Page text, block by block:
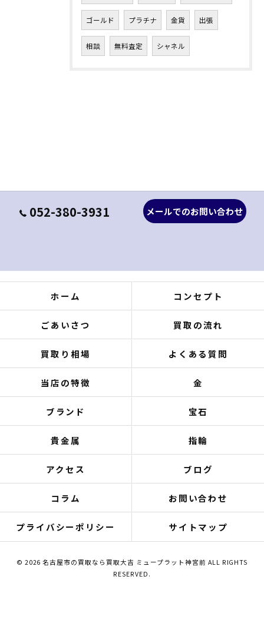
ゴールド プラチナ 金貨 出張
相談 無料査定 シャネル
052-380-3931 メールでのお問い合わせ
ホーム コンセプト
ごあいさつ 買取の流れ
買取り相場 よくある質問
当店の特徴 金
ブランド 宝石
貴金属 指輪
アクセス ブログ
コラム お問い合わせ
プライバシーポリシー サイトマップ
© 2026 名古屋市の買取なら買取大吉 ミュープラット神宮前 ALL RIGHTS
RESERVED.